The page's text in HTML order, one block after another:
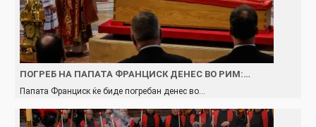
ПОГРЕБ НА ПАПАТА ФРАНЦИСК ДЕНЕС ВО РИМ:…
Папата Франциск ќе биде погребан денес во…